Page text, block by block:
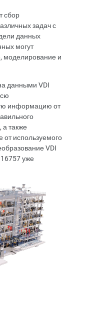
сбор
задач с
данных
могут
моделирование и
данными VDI
информацию от
также
используемого
VDI
уже